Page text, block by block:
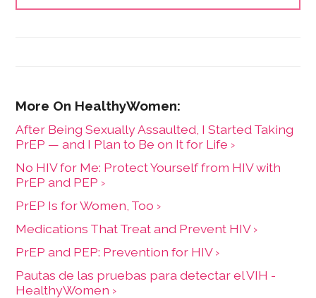
Health Care Consumer's Manifesto: How to Get the
After Being Sexually Assaulted, I Started Taking
PrEP — and I Plan to Be on It for Life ›
No HIV for Me: Protect Yourself from HIV with
PrEP and PEP ›
PrEP Is for Women, Too ›
Medications That Treat and Prevent HIV ›
PrEP and PEP: Prevention for HIV ›
Pautas de las pruebas para detectar el VIH -
HealthyWomen ›